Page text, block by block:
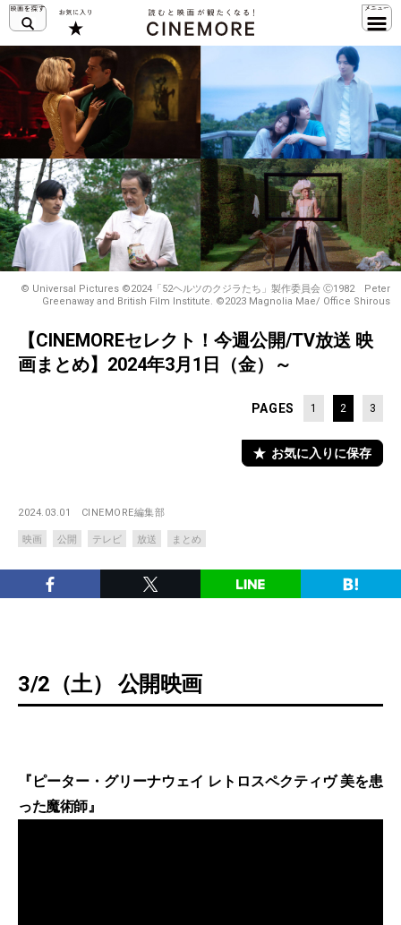
© Universal Pictures ©2024「52ヘルツのクジラたち」製作委員会 Ⓒ1982 Peter
Greenaway and British Film Institute. ©️2023 Magnolia Mae/ Office Shirous
【CINEMOREセレクト！今週公開/TV放送 映
画まとめ】2024年3月1日（金）～
PAGES 1 2 3
お気に入りに保存
2024.03.01 CINEMORE編集部
映画 公開 テレビ 放送 まとめ
3/2（土） 公開映画
『ピーター・グリーナウェイ レトロスペクティヴ 美を患
った魔術師』